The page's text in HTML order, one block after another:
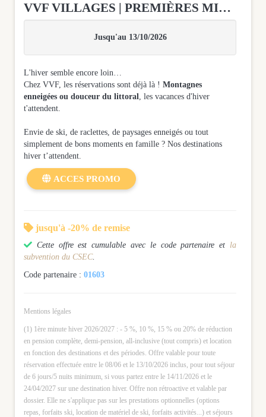
VVF VILLAGES | PREMIÈRES MINUTES
Jusqu'au 13/10/2026
L'hiver semble encore loin…
Chez VVF, les réservations sont déjà là ! Montagnes
enneigées ou douceur du littoral, les vacances d'hiver
t'attendent.
Envie de ski, de raclettes, de paysages enneigés ou tout
simplement de bons moments en famille ? Nos destinations
hiver t’attendent.
 ACCES PROMO
 jusqu'à -20% de remise
 Cette offre est cumulable avec le code partenaire et la
subvention du CSEC.
Code partenaire : 01603
Mentions légales
(1) 1ère minute hiver 2026/2027 : - 5 %, 10 %, 15 % ou 20% de réduction
en pension complète, demi-pension, all-inclusive (tout compris) et location
en fonction des destinations et des périodes. Offre valable pour toute
réservation effectuée entre le 08/06 et le 13/10/2026 inclus, pour tout séjour
de 6 jours/5 nuits minimum, si vous partez entre le 14/11/2026 et le
24/04/2027 sur une destination hiver. Offre non rétroactive et valable par
dossier. Elle ne s'applique pas sur les prestations optionnelles (options
repas, forfaits ski, location de matériel de ski, forfaits activités...) et séjours